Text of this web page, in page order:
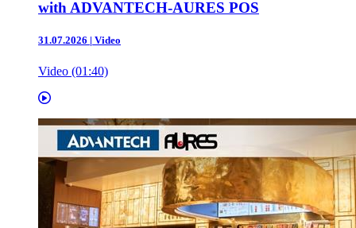
with ADVANTECH-AURES POS
31.07.2026 | Video
Video (01:40)